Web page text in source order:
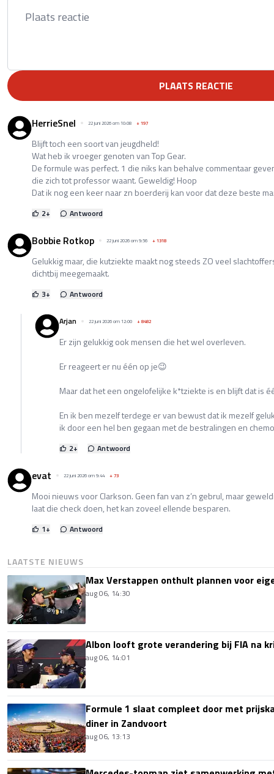
PLAATS REACTIE
HerrieSnel 22 juni 2026 om 10:08 +197
Blijft toch een soort van jeugdheld!
Wat heb ik vroeger genoten van Top Gear.
De formule was perfect. 1 die niks kan behalve commentaar
die zich tot professor waant. Geweldig! Hoop
Dat ik nog een keer naar zn boerderij kan voor dat deze beste
2+ Antwoord
Bobbie Rotkop 22 juni 2026 om 9:56 +1318
Gelukkig maar, die kutziekte maakt nog steeds ZO veel
dichtbij meegemaakt.
3+ Antwoord
Arjan 22 juni 2026 om 12:00 +8482
Er zijn gelukkig ook mensen die het wel overleven.
Er reageert er nu één op je😉
Maar dat het een ongelofelijke k*tziekte is en blijft dat is
En ik ben mezelf terdege er van bewust dat ik mezelf
ik door een hel ben gegaan met de bestralingen en
2+ Antwoord
evat 22 juni 2026 om 9:44 +73
Mooi nieuws voor Clarkson. Geen fan van z’n gebrul, maar
laat die check doen, het kan zoveel ellende besparen.
1+ Antwoord
LAATSTE NIEUWS
Max Verstappen onthult plannen voor
aug 06, 14:30
Albon looft grote verandering bij FIA na
aug 06, 14:01
Formule 1 slaat compleet door met
diner in Zandvoort
aug 06, 13:13